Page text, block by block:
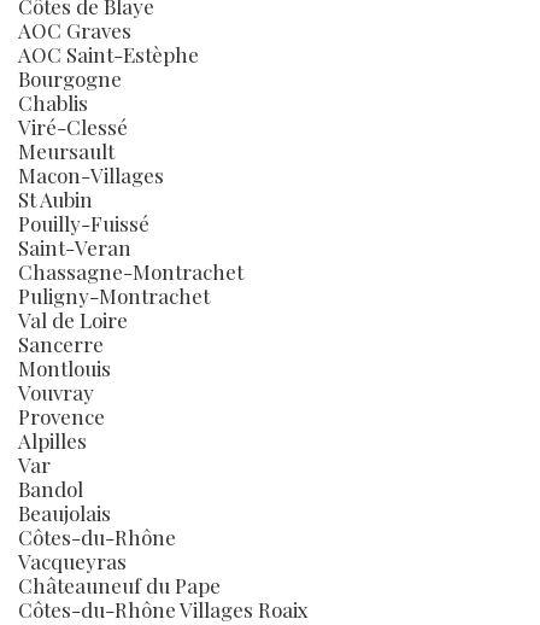
Côtes de Blaye
AOC Graves
AOC Saint-Estèphe
Bourgogne
Chablis
Viré-Clessé
Meursault
Macon-Villages
St Aubin
Pouilly-Fuissé
Saint-Veran
Chassagne-Montrachet
Puligny-Montrachet
Val de Loire
Sancerre
Montlouis
Vouvray
Provence
Alpilles
Var
Bandol
Beaujolais
Côtes-du-Rhône
Vacqueyras
Châteauneuf du Pape
Côtes-du-Rhône Villages Roaix